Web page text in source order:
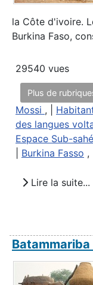
la Côte d'ivoire.
Burkina Faso,
29540 vues
Plus de
Mossi , |
des langues
Espace Sub-
Burkina Fasso , |
Lire la suite...